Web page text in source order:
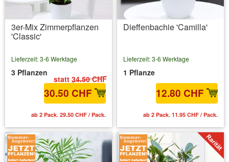
3er-Mix Zimmerpflanzen
'Classic'
statt 34.50 CHF
Lieferzeit: 3-6 Werktage
3 Pflanzen
30.50 CHF
ab 2 Pack. 29.50 CHF / Pack.
Dieffenbachie 'Camilla'
Lieferzeit: 3-6 Werktage
1 Pflanze
12.80 CHF
ab 2 Pack. 11.95 CHF / Pack.